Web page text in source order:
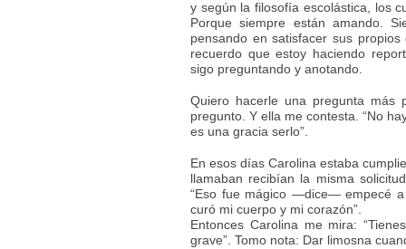
y según la filosofía escolástica, los
Porque siempre están amando.
pensando en satisfacer sus
recuerdo que estoy haciendo
sigo preguntando y anotando.
Quiero hacerle una pregunta
pregunto. Y ella me contesta. “No
es una gracia serlo”.
En esos días Carolina estaba
llamaban recibían la misma
“Eso fue mágico —dice— empecé
curó mi cuerpo y mi corazón”.
Entonces Carolina me mira:
grave”. Tomo nota: Dar limosna